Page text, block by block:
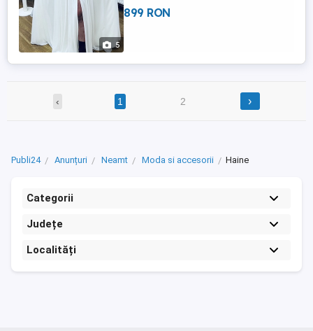
5
899 RON
‹ 1 2 ›
Publi24 Anunțuri Neamt Moda si accesorii Haine
Categorii
Județe
Localități